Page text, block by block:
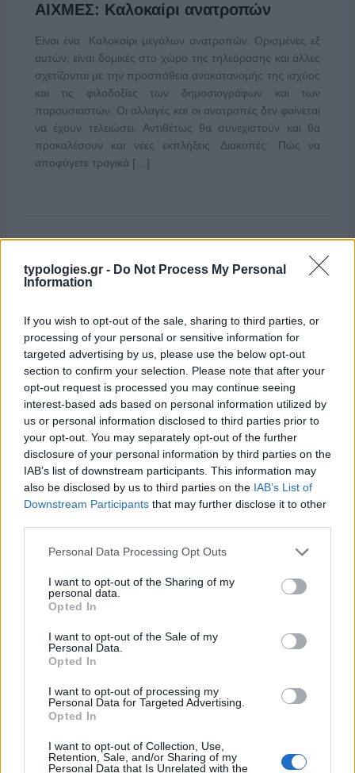
typologies.gr - Do Not Process My Personal
Information
If you wish to opt-out of the sale, sharing to third parties, or
processing of your personal or sensitive information for
targeted advertising by us, please use the below opt-out
section to confirm your selection. Please note that after your
opt-out request is processed you may continue seeing
interest-based ads based on personal information utilized by
us or personal information disclosed to third parties prior to
your opt-out. You may separately opt-out of the further
disclosure of your personal information by third parties on the
IAB’s list of downstream participants. This information may
also be disclosed by us to third parties on the IAB’s List of
Downstream Participants that may further disclose it to other
Please note that this website/app uses one or more Google
not limited to your visit or usage behaviour. You may click to
grant or deny consent to Google and its third-party tags to
use your data for below specified purposes in below Google
consent section.
Personal Data Processing Opt Outs
I want to opt-out of the Sharing of my
personal data.
Opted In
I want to opt-out of the Sale of my
Personal Data.
Opted In
I want to opt-out of processing my
Personal Data for Targeted Advertising.
Opted In
I want to opt-out of Collection, Use,
Retention, Sale, and/or Sharing of my
Personal Data that Is Unrelated with the
ΑΙΧΜΕΣ: Καλοκαίρι ανατροπών
Είναι ένα Καλοκαίρι μεγάλων ανατροπών. Ορισμένες εξ
αυτών, είναι δομικές στο χώρο της τηλεόρασης και άλλες
σχετίζονται με την προσπάθεια ανακατανομής της ισχύος
και τις φιλοδοξίες των δημοσιογράφων και των
παρουσιαστών. Οι αλλαγές και οι ανατροπές δεν φαίνεται
να έχουν τελειώσει. Αντιθέτως θα συνεχιστούν και θα
προκαλέσουν και νέες εκπλήξεις. Διακοπές: Πώς να
αποφύγετε τραγικά […]